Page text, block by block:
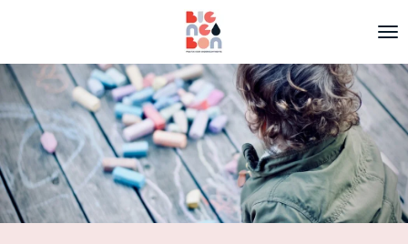
naar
de
hoofdinhoud